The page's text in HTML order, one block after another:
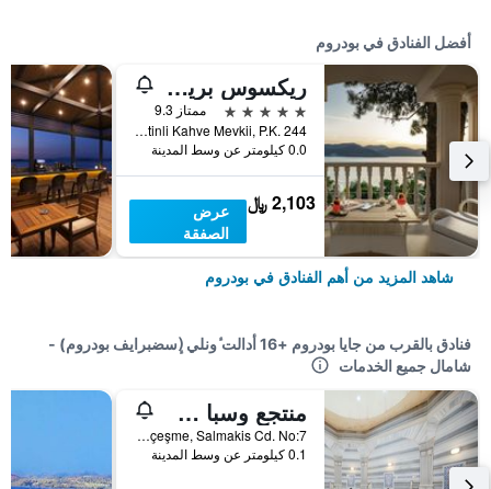
أفضل الفنادق في بودروم
ريكسوس بريميوم بودروم
5 نجوم
ممتاز 9.3
Torba Mah. Zeytinli Kahve Mevkii, P.K. 244, بودروم, تركيا
0.0 كيلومتر عن وسط المدينة
2,103 ﷼
عرض
الصفقة
شاهد المزيد من أهم الفنادق في بودروم
فنادق بالقرب من جايا بودروم +16 أدالت ٔونلي (ٕسضبرايف بودروم) -
شامال جميع الخدمات
منتجع وسبا سالمكيس
Bardakcı Koyu, Eskiçeşme, Salmakis Cd. No:7, بودروم, تركيا
0.1 كيلومتر عن وسط المدينة